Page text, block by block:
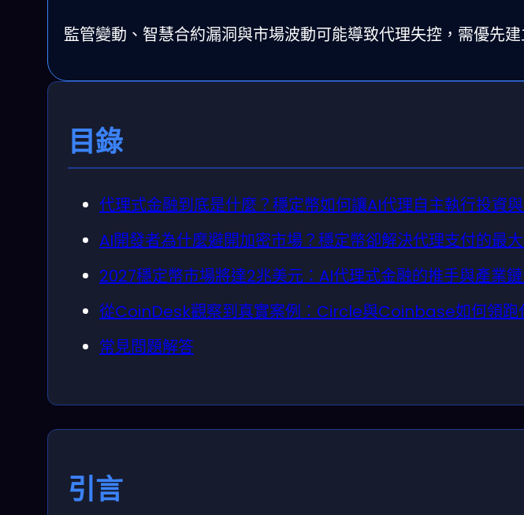
監管變動、智慧合約漏洞與市場波動可能導致代理失控，需優先建
目錄
代理式金融到底是什麼？穩定幣如何讓AI代理自主執行投資
AI開發者為什麼避開加密市場？穩定幣卻解決代理支付的最
2027穩定幣市場將達2兆美元：AI代理式金融的推手與產業
從CoinDesk觀察到真實案例：Circle與Coinbase如何領跑
常見問題解答
引言